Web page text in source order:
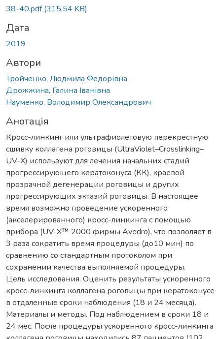
38-40.pdf(315,54 KB)
Дата
2019
Автори
Тройченко, Людмила Федорівна
Дрожжина, Галина Іванівна
Науменко, Володимир Олександрович
Анотація
Кросс-линкинг или ультрафиолетовую перекрестную
сшивку коллагена роговицы (UltraViolet–Crosslinking–
UV-X) используют для лечения начальних стадий
прогрессирующего кератоконуса (КК), краевой
прозрачной дегенерации роговицы и других
прогрессирующих эктазий роговицы. В настоящее
время возможно проведение ускоренного
(акселерированного) кросс-линкинга с помощью
прибора (UV-X™ 2000 фирмы Avedro), что позволяет в
3 раза сократить время процедуры (до10 мин) по
сравнению со стандартным протоколом при
сохранении качества выполняемой процедуры.
Цель исследования. Оценить результаты ускоренного
кросс-линкинга коллагена роговицы при кератоконусе
в отдаленные сроки наблюдения (18 и 24 месяца).
Материалы и методы. Под наблюдением в сроки 18 и
24 мес. После процедуры ускоренного кросс-линкинга